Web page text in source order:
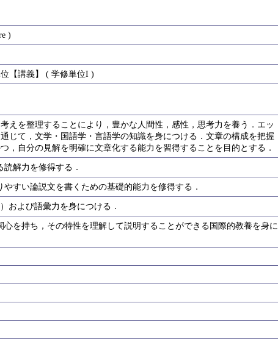
)
【講義】 ( 学修単位I )
えを整理することにより，豊かな人間性，感性，思考力を養う．エッ
じて，文学・国語学・言語学の知識を身につける．文章の構成を把握
，自分の見解を明確に文章化する能力を習得することを目的とする．
読解力を修得する．
やすい論説文を書くための基礎的能力を修得する．
および語彙力を身につける．
心を持ち，その特性を理解して説明することができる国際的教養を身に